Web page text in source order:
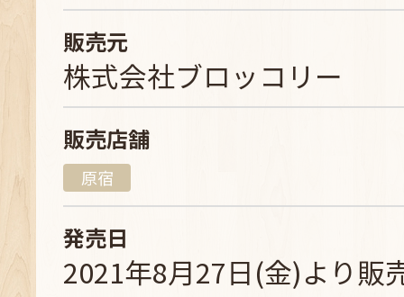
販売元
株式会社ブロッコリー
販売店舗
原宿
発売日
2021年8月27日(金)より販